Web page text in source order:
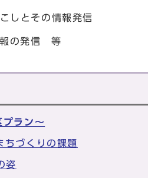
しとその情報発信
報の発信 等
プラン～
づくりの課題
姿